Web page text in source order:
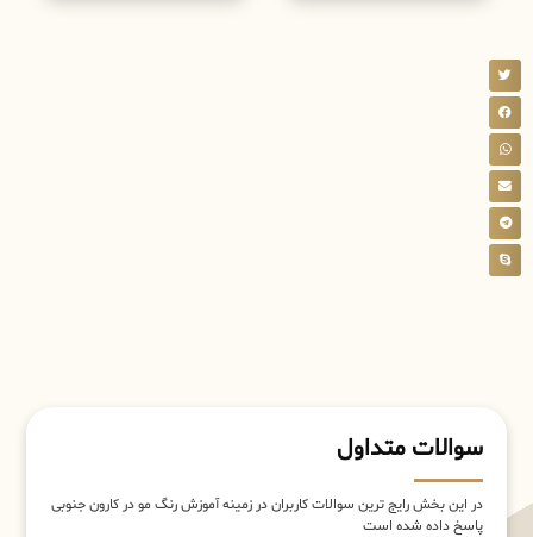
سوالات متداول
در این بخش رایج ترین سوالات کاربران در زمینه آموزش رنگ مو در کارون جنوبی
پاسخ داده شده است